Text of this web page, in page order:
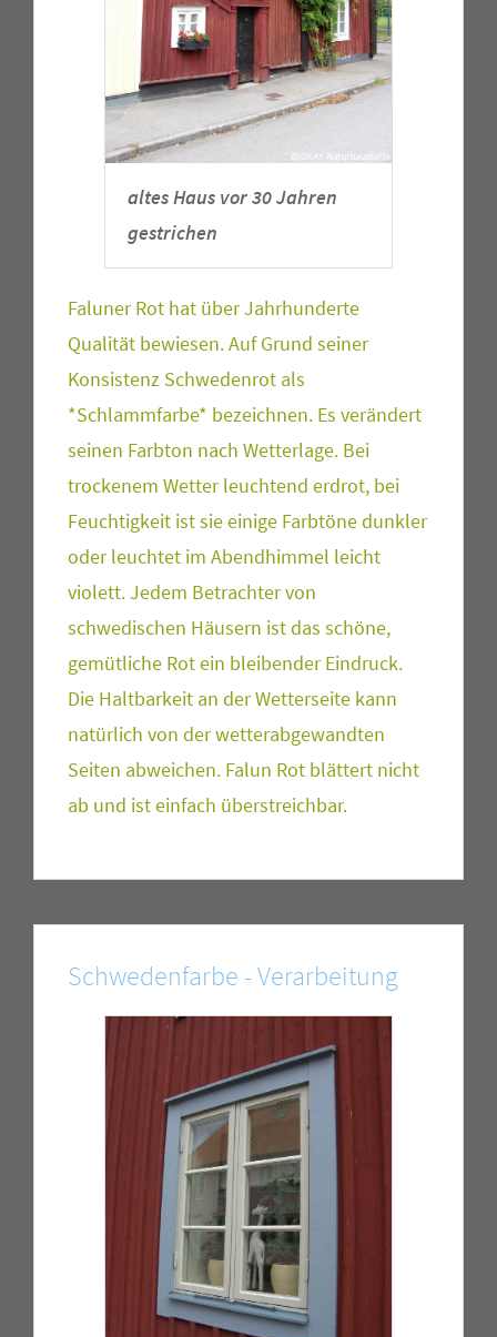
altes Haus vor 30 Jahren
gestrichen
Faluner Rot hat über Jahrhunderte
Qualität bewiesen. Auf Grund seiner
Konsistenz Schwedenrot als
*Schlammfarbe* bezeichnen. Es verändert
seinen Farbton nach Wetterlage. Bei
trockenem Wetter leuchtend erdrot, bei
Feuchtigkeit ist sie einige Farbtöne dunkler
oder leuchtet im Abendhimmel leicht
violett. Jedem Betrachter von
schwedischen Häusern ist das schöne,
gemütliche Rot ein bleibender Eindruck.
Die Haltbarkeit an der Wetterseite kann
natürlich von der wetterabgewandten
Seiten abweichen. Falun Rot blättert nicht
ab und ist einfach überstreichbar.
Schwedenfarbe - Verarbeitung